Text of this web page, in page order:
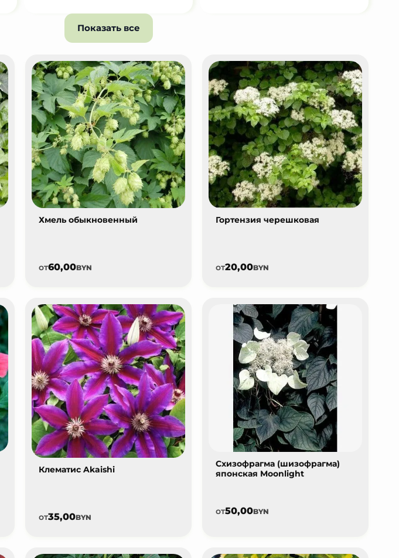
Показать все
Хмель обыкновенный
от60,00BYN
Гортензия черешковая
от20,00BYN
Клематис Akaishi
от35,00BYN
Схизофрагма (шизофрагма)
японская Moonlight
от50,00BYN